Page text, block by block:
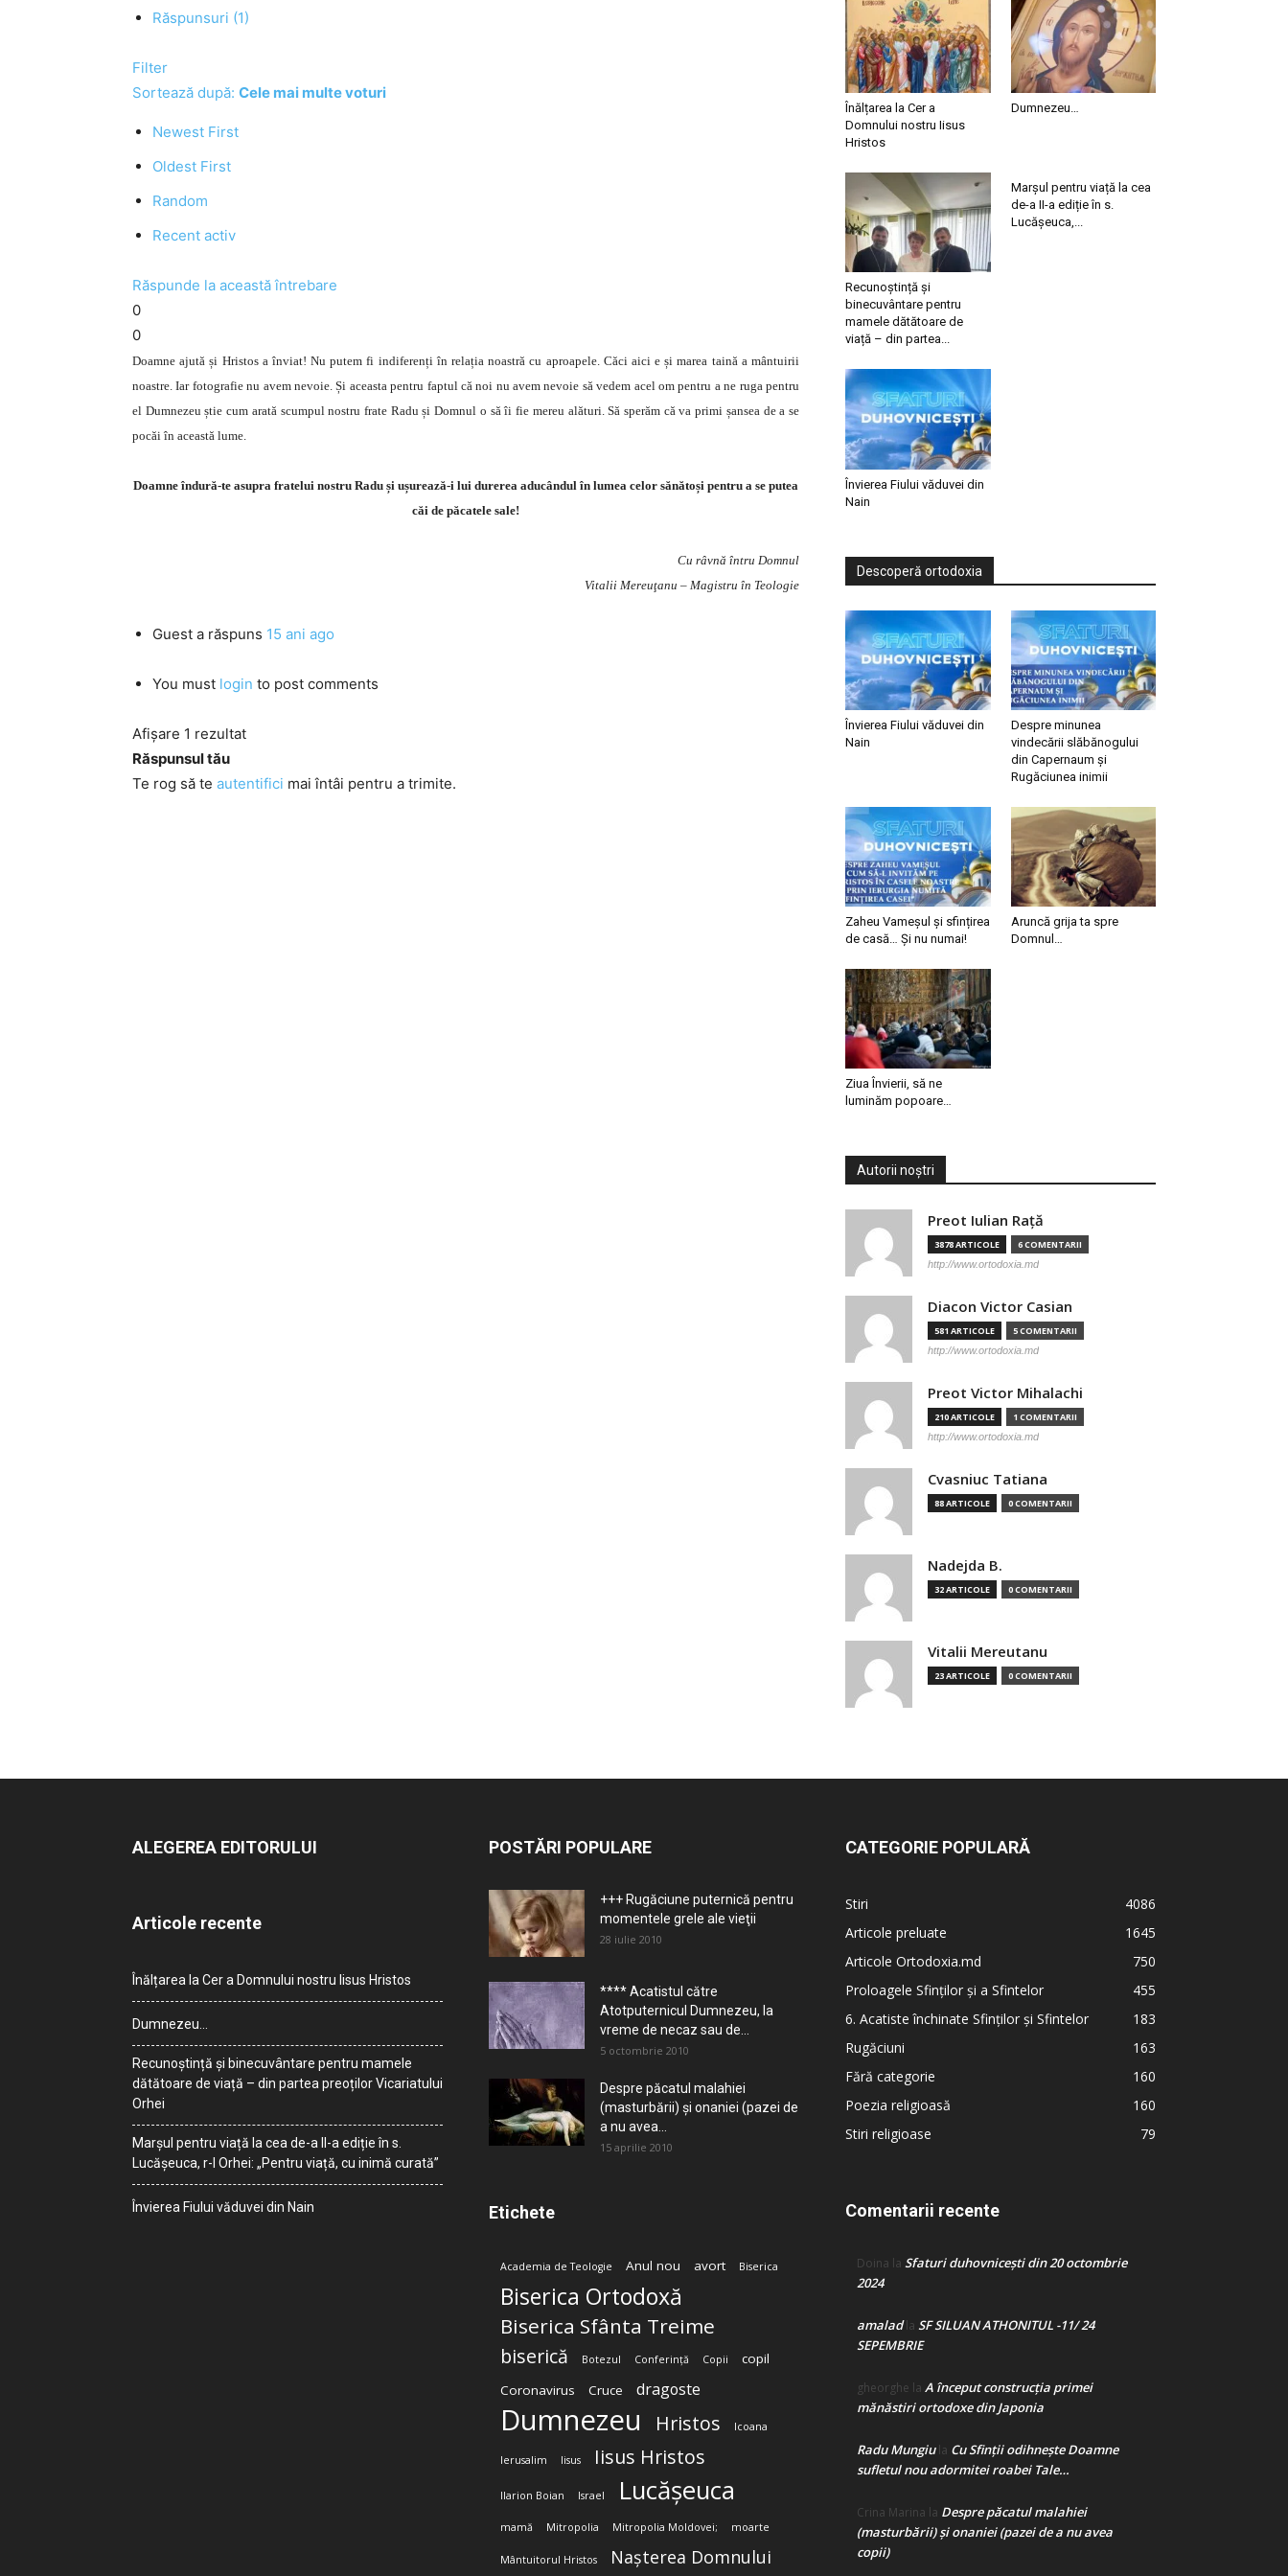
Răspunsuri (1)
Filter
Sortează după: Cele mai multe voturi
Newest First
Oldest First
Random
Recent activ
Răspunde la această întrebare
0
0
Doamne ajută și Hristos a înviat! Nu putem fi indiferenți în relația noastră cu aproapele. Căci aici e și marea taină a mântuirii
noastre. Iar fotografie nu avem nevoie. Și aceasta pentru faptul că noi nu avem nevoie să vedem acel om pentru a ne ruga pentru
el Dumnezeu știe cum arată scumpul nostru frate Radu și Domnul o să îi fie mereu alături. Să sperăm că va primi șansea de a se
pocăi în această lume.
Doamne îndură-te asupra fratelui nostru Radu și ușurează-i lui durerea aducândul în lumea celor sănătoși pentru a se putea
căi de păcatele sale!
Cu râvnă întru Domnul
Vitalii Mereuţanu – Magistru în Teologie
Guest a răspuns 15 ani ago
You must login to post comments
Afișare 1 rezultat
Răspunsul tău
Te rog să te autentifici mai întâi pentru a trimite.
Înălțarea la Cer a
Domnului nostru Iisus
Hristos
Dumnezeu…
Recunoștință și
binecuvântare pentru
mamele dătătoare de
viață – din partea...
Marșul pentru viață la cea
de-a II-a ediție în s.
Lucășeuca,...
Învierea Fiului văduvei din
Nain
Descoperă ortodoxia
Învierea Fiului văduvei din
Nain
Despre minunea
vindecării slăbănogului
din Capernaum și
Rugăciunea inimii
Zaheu Vameșul și sfințirea
de casă… Și nu numai!
Aruncă grija ta spre
Domnul…
Ziua Învierii, să ne
luminăm popoare…
Autorii noștri
Preot Iulian Raţă
3878 ARTICOLE 6 COMENTARII
http://www.ortodoxia.md
Diacon Victor Casian
581 ARTICOLE 5 COMENTARII
http://www.ortodoxia.md
Preot Victor Mihalachi
210 ARTICOLE 1 COMENTARII
http://www.ortodoxia.md
Cvasniuc Tatiana
88 ARTICOLE 0 COMENTARII
Nadejda B.
32 ARTICOLE 0 COMENTARII
Vitalii Mereutanu
23 ARTICOLE 0 COMENTARII
ALEGEREA EDITORULUI
Articole recente
Înălțarea la Cer a Domnului nostru Iisus Hristos
Dumnezeu…
Recunoștință și binecuvântare pentru mamele
dătătoare de viață – din partea preoților Vicariatului
Orhei
Marșul pentru viață la cea de-a II-a ediție în s.
Lucășeuca, r-l Orhei: „Pentru viață, cu inimă curată”
Învierea Fiului văduvei din Nain
POSTĂRI POPULARE
+++ Rugăciune puternică pentru
momentele grele ale vieţii
28 iulie 2010
**** Acatistul către
Atotputernicul Dumnezeu, la
vreme de necaz sau de...
5 octombrie 2010
Despre păcatul malahiei
(masturbării) şi onaniei (pazei de
a nu avea...
15 aprilie 2010
Etichete
Academia de Teologie Anul nou avort Biserica
Biserica Ortodoxă
Biserica Sfânta Treime
biserică Botezul Conferință Copii
copil
Coronavirus
Cruce dragoste
Dumnezeu Hristos Icoana
Ierusalim Iisus Iisus Hristos
Ilarion Boian Israel Lucășeuca
mamă Mitropolia Mitropolia Moldovei; moarte
Mântuitorul Hristos Nașterea Domnului
CATEGORIE POPULARĂ
Stiri
4086
Articole preluate
1645
Articole Ortodoxia.md
750
Proloagele Sfinților și a Sfintelor
455
6. Acatiste închinate Sfinților și Sfintelor
183
Rugăciuni
163
Fără categorie
160
Poezia religioasă
160
Stiri religioase
79
Comentarii recente
Doina la Sfaturi duhovnicești din 20 octombrie
2024
amaladla SF SILUAN ATHONITUL -11/ 24
SEPEMBRIE
gheorghe la A început construcţia primei
mănăstiri ortodoxe din Japonia
Radu Mungiula Cu Sfinții odihnește Doamne
sufletul nou adormitei roabei Tale…
Crina Marina la Despre păcatul malahiei
(masturbării) şi onaniei (pazei de a nu avea
copii)